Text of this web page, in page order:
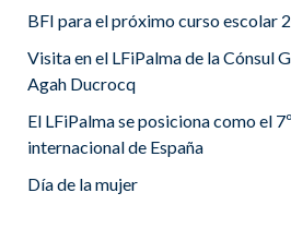
BFI para el próximo curso escolar
Visita en el LFiPalma de la Cónsul
Agah Ducrocq
El LFiPalma se posiciona como el
internacional de España
Día de la mujer